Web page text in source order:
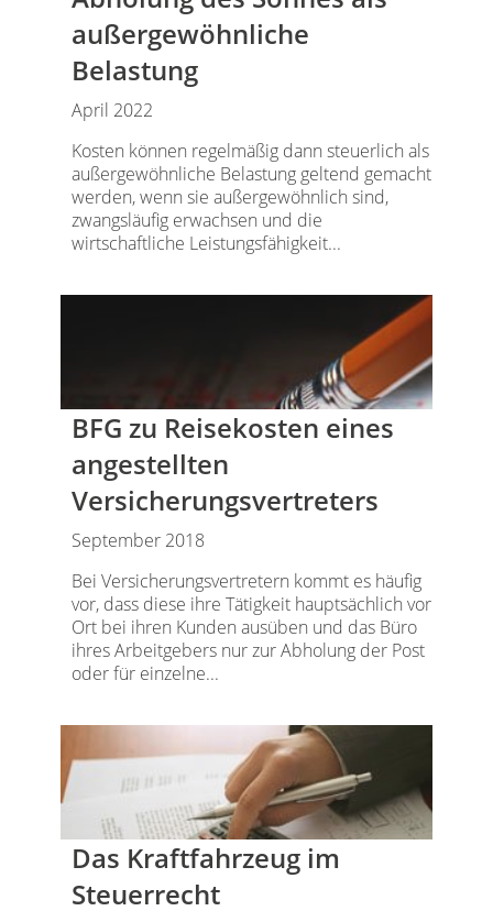
außergewöhnliche
Belastung
April 2022
Kosten können regelmäßig dann steuerlich als
außergewöhnliche Belastung geltend gemacht
werden, wenn sie außergewöhnlich sind,
zwangsläufig erwachsen und die
wirtschaftliche Leistungsfähigkeit...
BFG zu Reisekosten eines
angestellten
Versicherungsvertreters
September 2018
Bei Versicherungsvertretern kommt es häufig
vor, dass diese ihre Tätigkeit hauptsächlich vor
Ort bei ihren Kunden ausüben und das Büro
ihres Arbeitgebers nur zur Abholung der Post
oder für einzelne...
Das Kraftfahrzeug im
Steuerrecht